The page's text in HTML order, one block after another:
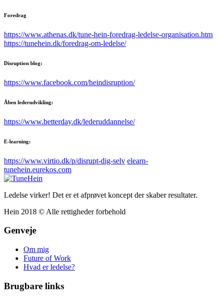
Foredrag
https://www.athenas.dk/tune-hein-foredrag-ledelse-organisation.htm
https://tunehein.dk/foredrag-om-ledelse/
Disruption blog:
https://www.facebook.com/heindisruption/
Åben lederudvikling:
https://www.betterday.dk/lederuddannelse/
E-learning:
https://www.virtio.dk/p/disrupt-dig-selv elearn-
tunehein.eurekos.com
Ledelse virker! Det er et afprøvet koncept der skaber resultater.
Hein 2018 © Alle rettigheder forbehold
Genveje
Om mig
Future of Work
Hvad er ledelse?
Brugbare links